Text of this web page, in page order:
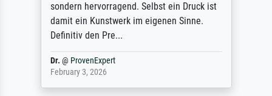
sondern hervorragend. Selbst ein Druck ist
damit ein Kunstwerk im eigenen Sinne.
Definitiv den Pre...
Dr. @ ProvenExpert
February 3, 2026